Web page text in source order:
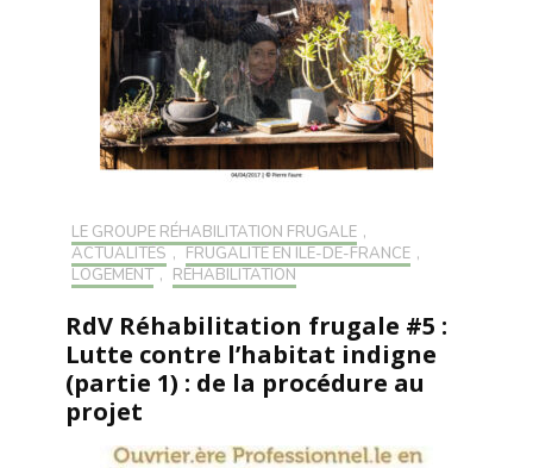
LE GROUPE RÉHABILITATION FRUGALE ,
ACTUALITÉS , FRUGALITÉ EN ILE-DE-FRANCE ,
LOGEMENT , RÉHABILITATION
RdV Réhabilitation frugale #5 :
Lutte contre l’habitat indigne
(partie 1) : de la procédure au
projet